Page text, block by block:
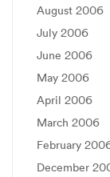
August 2006
July 2006
June 2006
May 2006
April 2006
March 2006
February
December